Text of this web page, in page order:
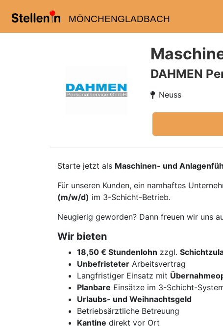
MÖNCHENGLADBACH
DAHMEN
Neuss
Starte jetzt als Maschinen- und
Für unseren Kunden, ein namhaftes
(m/w/d) im 3-Schicht-Betrieb.
Neugierig geworden? Dann freuen wir uns
Wir bieten
18,50 € Stundenlohn zzgl.
Unbefristeter Arbeitsvertrag
Langfristiger Einsatz mit
Planbare Einsätze im 3-Schicht-
Urlaubs- und Weihnachtsgeld
Betriebsärztliche Betreuung
Kantine direkt vor Ort